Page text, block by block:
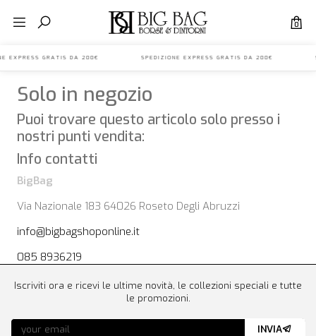
0
EXPRESS GRATIS DA 200€ SPEDIZIONE EXPRESS GRATIS DA 200€
Solo in negozio
Puoi trovare questo articolo solo presso i
nostri punti vendita:
Info contatti
BigBag
Via Nazionale 183 64026 Roseto Degli Abruzzi
info@bigbagshoponline.it
085 8936219
Iscriviti ora e ricevi le ultime novità, le collezioni speciali e tutte
le promozioni.
INVIA